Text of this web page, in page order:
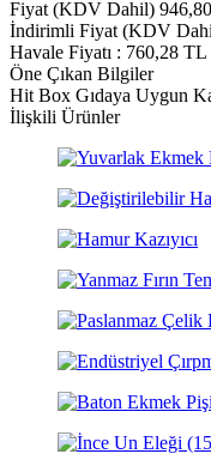
Fiyat (KDV Dahil) 946,80
İndirimli Fiyat (KDV
Havale Fiyatı : 760,28 TL
Öne Çıkan Bilgiler
Hit Box Gıdaya Uygun
İlişkili Ürünler